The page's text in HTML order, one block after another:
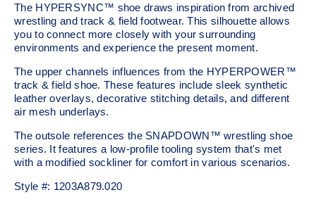
The HYPERSYNC™ shoe draws inspiration from archived
wrestling and track & field footwear. This silhouette allows
you to connect more closely with your surrounding
environments and experience the present moment.
The upper channels influences from the HYPERPOWER™
track & field shoe. These features include sleek synthetic
leather overlays, decorative stitching details, and different
air mesh underlays.
The outsole references the SNAPDOWN™ wrestling shoe
series. It features a low-profile tooling system that's met
with a modified sockliner for comfort in various scenarios.
Style #: 1203A879.020